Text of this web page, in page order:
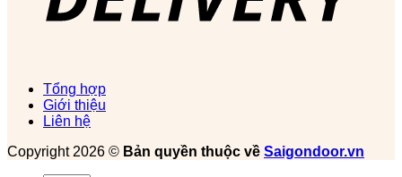
Tổng hợp
Giới thiệu
Liên hệ
Copyright 2026 © Bản quyền thuộc về Saigondoor.vn